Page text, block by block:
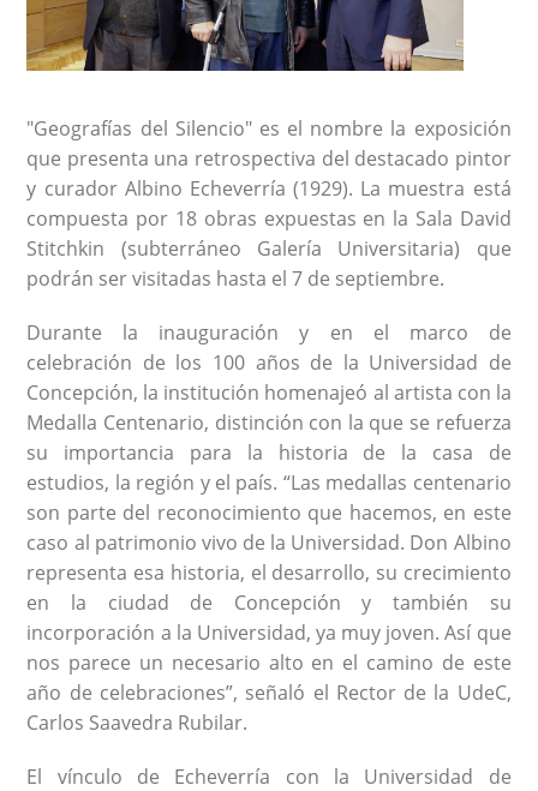
"Geografías del Silencio" es el nombre la exposición
que presenta una retrospectiva del destacado pintor
y curador Albino Echeverría (1929). La muestra está
compuesta por 18 obras expuestas en la Sala David
Stitchkin (subterráneo Galería Universitaria) que
podrán ser visitadas hasta el 7 de septiembre.
Durante la inauguración y en el marco de
celebración de los 100 años de la Universidad de
Concepción, la institución homenajeó al artista con la
Medalla Centenario, distinción con la que se refuerza
su importancia para la historia de la casa de
estudios, la región y el país. “Las medallas centenario
son parte del reconocimiento que hacemos, en este
caso al patrimonio vivo de la Universidad. Don Albino
representa esa historia, el desarrollo, su crecimiento
en la ciudad de Concepción y también su
incorporación a la Universidad, ya muy joven. Así que
nos parece un necesario alto en el camino de este
año de celebraciones”, señaló el Rector de la UdeC,
Carlos Saavedra Rubilar.
El vínculo de Echeverría con la Universidad de